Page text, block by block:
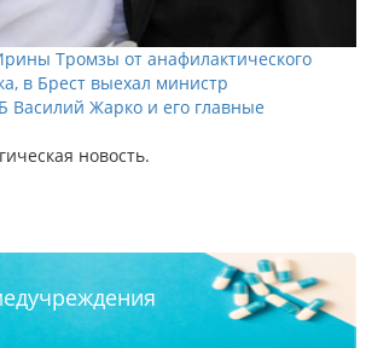
Тромзы от анафилактического
в Брест выехал министр
Василий Жарко и его главные
новость.